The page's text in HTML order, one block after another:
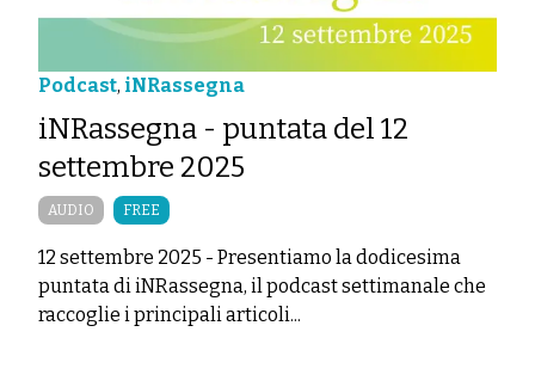
Podcast, iNRassegna
iNRassegna - puntata del 12
settembre 2025
AUDIO FREE
12 settembre 2025 - Presentiamo la dodicesima
puntata di iNRassegna, il podcast settimanale che
raccoglie i principali articoli...